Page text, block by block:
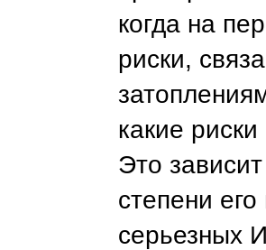
когда на
риски,
какие
Это
степени
серьезных